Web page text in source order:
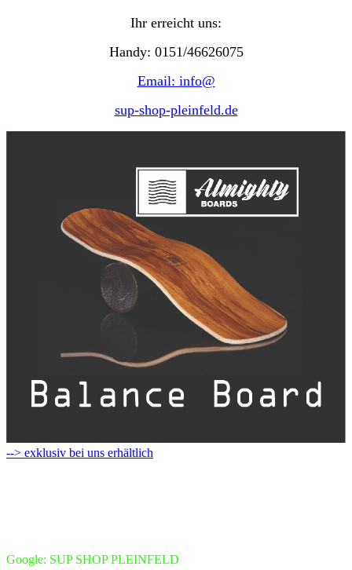
Ihr erreicht uns:
Handy: 0151/46626075
Email: info@
sup-shop-pleinfeld.de
--> exklusiv bei uns erhältlich
Google: SUP SHOP PLEINFELD